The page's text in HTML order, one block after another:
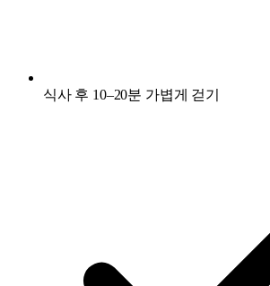
식사 후 10–20분 가볍게 걷기